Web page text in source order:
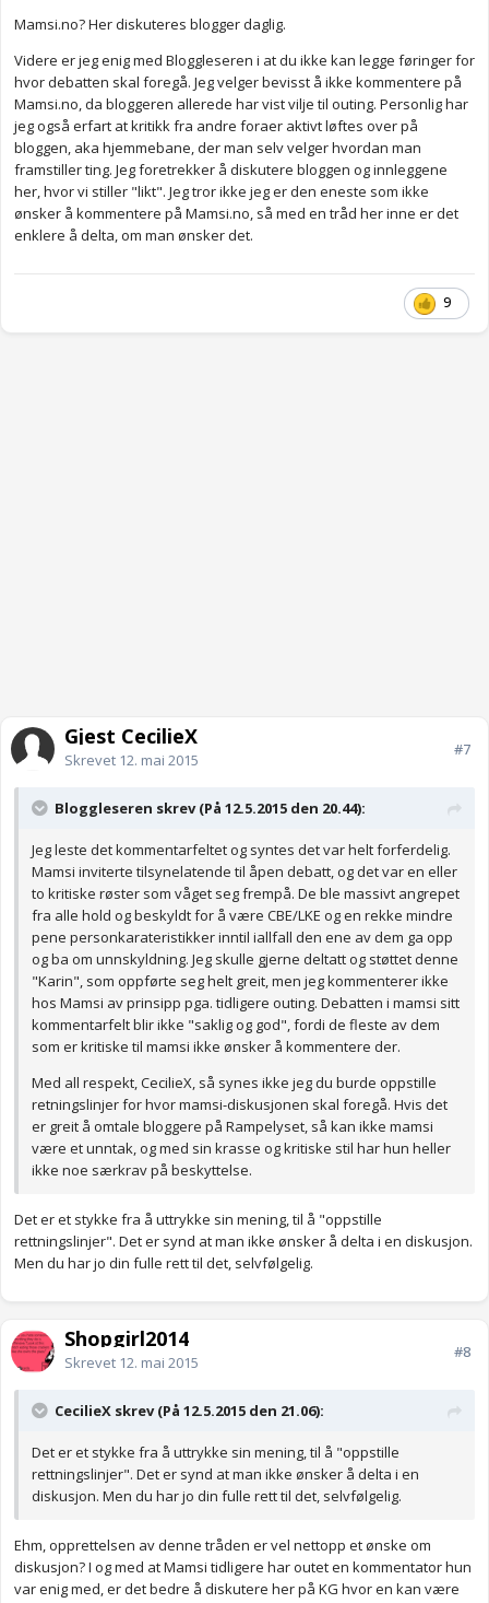
Mamsi.no? Her diskuteres blogger daglig.
Videre er jeg enig med Bloggleseren i at du ikke kan legge føringer for
hvor debatten skal foregå. Jeg velger bevisst å ikke kommentere på
Mamsi.no, da bloggeren allerede har vist vilje til outing. Personlig har
jeg også erfart at kritikk fra andre foraer aktivt løftes over på
bloggen, aka hjemmebane, der man selv velger hvordan man
framstiller ting. Jeg foretrekker å diskutere bloggen og innleggene
her, hvor vi stiller "likt". Jeg tror ikke jeg er den eneste som ikke
ønsker å kommentere på Mamsi.no, så med en tråd her inne er det
enklere å delta, om man ønsker det.
9
Gjest CecilieX
Skrevet 12. mai 2015
#7
Bloggleseren skrev (På 12.5.2015 den 20.44):
Jeg leste det kommentarfeltet og syntes det var helt forferdelig.
Mamsi inviterte tilsynelatende til åpen debatt, og det var en eller
to kritiske røster som våget seg frempå. De ble massivt angrepet
fra alle hold og beskyldt for å være CBE/LKE og en rekke mindre
pene personkarateristikker inntil iallfall den ene av dem ga opp
og ba om unnskyldning. Jeg skulle gjerne deltatt og støttet denne
"Karin", som oppførte seg helt greit, men jeg kommenterer ikke
hos Mamsi av prinsipp pga. tidligere outing. Debatten i mamsi sitt
kommentarfelt blir ikke "saklig og god", fordi de fleste av dem
som er kritiske til mamsi ikke ønsker å kommentere der.
Med all respekt, CecilieX, så synes ikke jeg du burde oppstille
retningslinjer for hvor mamsi-diskusjonen skal foregå. Hvis det
er greit å omtale bloggere på Rampelyset, så kan ikke mamsi
være et unntak, og med sin krasse og kritiske stil har hun heller
ikke noe særkrav på beskyttelse.
Det er et stykke fra å uttrykke sin mening, til å "oppstille
rettningslinjer". Det er synd at man ikke ønsker å delta i en diskusjon.
Men du har jo din fulle rett til det, selvfølgelig.
Shopgirl2014
Skrevet 12. mai 2015
#8
CecilieX skrev (På 12.5.2015 den 21.06):
Det er et stykke fra å uttrykke sin mening, til å "oppstille
rettningslinjer". Det er synd at man ikke ønsker å delta i en
diskusjon. Men du har jo din fulle rett til det, selvfølgelig.
Ehm, opprettelsen av denne tråden er vel nettopp et ønske om
diskusjon? I og med at Mamsi tidligere har outet en kommentator hun
var enig med, er det bedre å diskutere her på KG hvor en kan være